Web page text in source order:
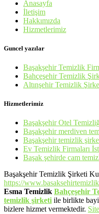
Anasayfa
İletişim
Hakkımızda
Hizmetlerimiz
Guncel yazılar
Başakşehir Temizlik
Bahçeşehir Temizlik
Altınşehir Temizlik
Hizmetlerimiz
Başakşehir Otel
Başakşehir merdiven
Başakşehir temizlik
Ev Temizlik Firmaları
Başak şehirde cam
Başakşehir Temizlik Şirketi
https://
Esma Temizlik Bahçeşehir
temizlik şirketi ile birlikte
bizlere hizmet vermektedir.